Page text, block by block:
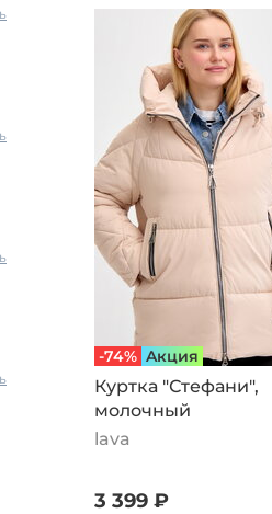
-74% Aкция
Куртка "Стефани",
молочный
lava
3 399 ₽